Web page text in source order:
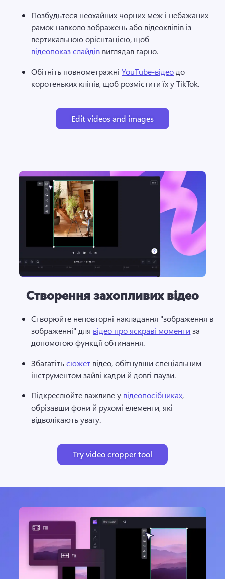
Позбудьтеся неохайних чорних меж і небажаних
рамок навколо зображень або відеокліпів із
вертикальною орієнтацією, щоб
відеопоказ слайдів виглядав гарно.
Обітніть повнометражні YouTube-відео до
коротеньких кліпів, щоб розмістити їх у TikTok.
Edit videos and images
Створення захопливих відео
Створюйте неповторні накладання "зображення в
зображенні" для відео про яскраві моменти за
допомогою функції обтинання.
Збагатіть сюжет відео, обітнувши спеціальним
інструментом зайві кадри й довгі паузи.
Підкреслюйте важливе у відеопосібниках,
обрізавши фони й рухомі елементи, які
відволікають увагу.
Try video cropper tool